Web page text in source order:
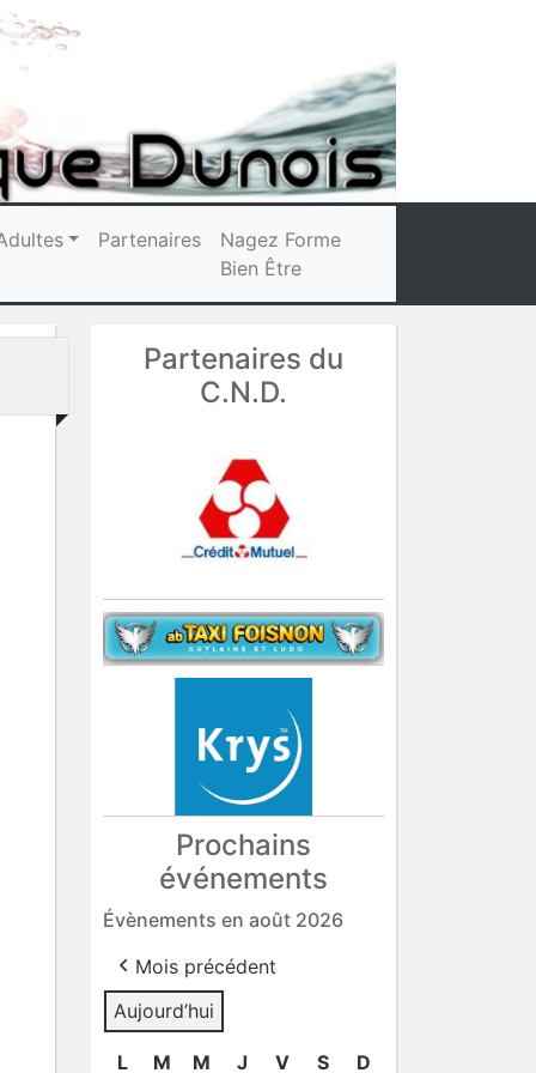
Partenaires
Nagez Forme
Bien Être
Partenaires du
C.N.D.
Prochains
événements
Évènements en août 2026
Mois précédent
Aujourd’hui
L lundi
M mardi
M mercredi
J jeudi
V vendredi
S samedi
D